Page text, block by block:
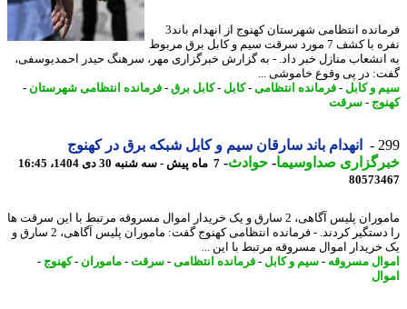
فرمانده انتظامی شهرستان کهنوج از انهدام باند3
نفره با کشف 7 مورد سرقت سیم و کابل برق مربوط
منازل خبر داد. - به گزارش خبرگزاری مهر، سرهنگ حیدر احمدیوسفی،
در پی وقوع خاموشی ...
و کابل-فرمانده انتظامی-کابل-کابل برق - فرمانده انتظامی شهرستان-
-سرقت
انهدام باند سارقان سیم و کابل شبکه برق در کهنوج
صداوسیما-حوادث -7 ماه پیش - سه شنبه 30 دی 1404، 16:45
ماموران پلیس آگاهی، 2 سارق و یک خریدار اموال مسروقه مرتبط با این سرقت ها
را دستگیر کردند. - فرمانده انتظامی کهنوج گفت: ماموران پلیس آگاهی، 2 سارق و
اموال مسروقه مرتبط با این ...
مسروقه-سیم و کابل-فرمانده انتظامی-سرقت-ماموران- کهنوج-